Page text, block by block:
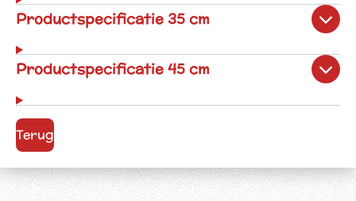
Productspecificatie 35 cm
Productspecificatie 45 cm
Terug